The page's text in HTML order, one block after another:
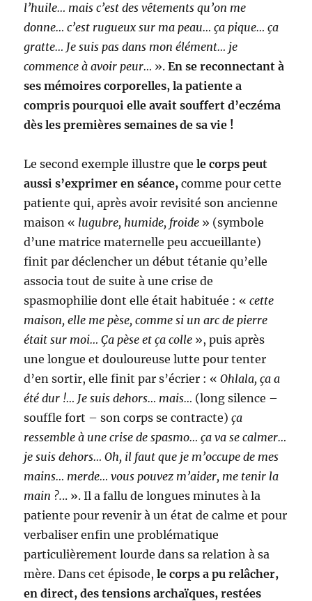
l’huile… mais c’est des vêtements qu’on me
donne… c’est rugueux sur ma peau… ça pique… ça
gratte… Je suis pas dans mon élément… je
commence à avoir peur… ».En se reconnectant à
ses mémoires corporelles, la patiente a
compris pourquoi elle avait souffert d’eczéma
dès les premières semaines de sa vie !
Le second exemple illustre quele corps peut
aussi s’exprimer en séance, comme pour cette
patiente qui, après avoir revisité son ancienne
maison « lugubre, humide, froide » (symbole
d’une matrice maternelle peu accueillante)
finit par déclencher un début tétanie qu’elle
associa tout de suite à une crise de
spasmophilie dont elle était habituée : «cette
maison, elle me pèse, comme si un arc de pierre
était sur moi… Ça pèse et ça colle », puis après
une longue et douloureuse lutte pour tenter
d’en sortir, elle finit par s’écrier : «Ohlala, ça a
été dur !… Je suis dehors… mais… (long silence –
souffle fort – son corps se contracte)ça
ressemble à une crise de spasmo… ça va se calmer…
je suis dehors… Oh, il faut que je m’occupe de mes
mains… merde… vous pouvez m’aider, me tenir la
main ?... ». Il a fallu de longues minutes à la
patiente pour revenir à un état de calme et pour
verbaliser enfin une problématique
particulièrement lourde dans sa relation à sa
mère. Dans cet épisode, le corps a pu relâcher,
en direct, des tensions archaïques, restées